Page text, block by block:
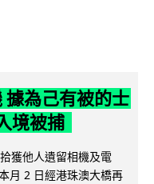
據為己有被的士
境被捕
獲他人遺留相機及電
月 2 日經港珠澳大橋再